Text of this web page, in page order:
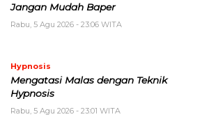
Jangan Mudah Baper
Rabu, 5 Agu 2026 - 23:06 WITA
Hypnosis
Mengatasi Malas dengan Teknik
Hypnosis
Rabu, 5 Agu 2026 - 23:01 WITA